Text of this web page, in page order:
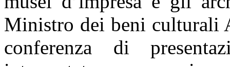
Ministro dei beni culturali
conferenza di